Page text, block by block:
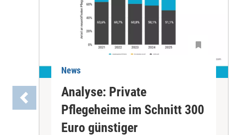
News
Analyse: Private
Pflegeheime im Schnitt 300
Euro günstiger